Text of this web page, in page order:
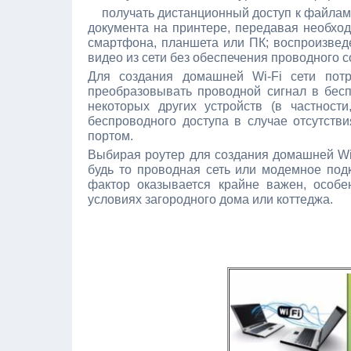
получать дистанционный доступ к файлам
документа на принтере, передавая
смартфона, планшета или ПК;
видео из сети без обеспечения проводного
Для создания домашней Wi-Fi сети
преобразовывать проводной сигнал в
некоторых других устройств (в
беспроводного доступа в случае
портом.
Выбирая роутер для создания домашней
будь то проводная сеть или модемное
фактор оказывается крайне важен,
условиях загородного дома или коттеджа.